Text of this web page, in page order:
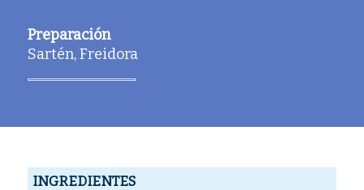
Preparación
Sartén, Freidora
INGREDIENTES